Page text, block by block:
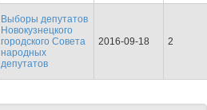
Выборы депутатов
Новокузнецкого
городского Совета
народных
депутатов
2016-09-18 2